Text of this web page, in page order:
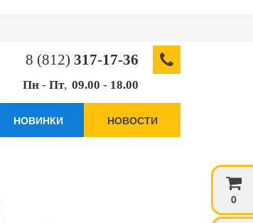
0
8 (812) 317-17-36
Пн - Пт, 09.00 - 18.00
НОВИНКИ НОВОСТИ